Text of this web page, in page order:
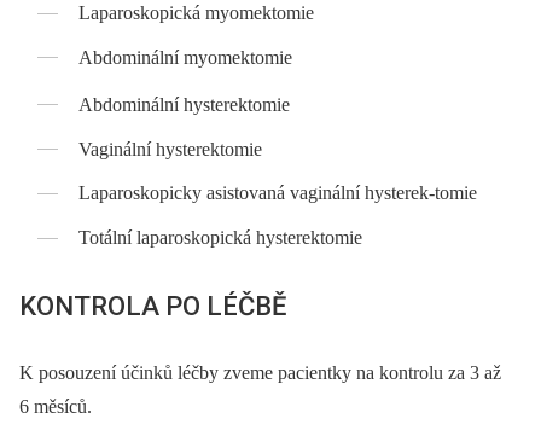
Laparoskopická myomektomie
Abdominální myomektomie
Abdominální hysterektomie
Vaginální hysterektomie
Laparoskopicky asistovaná vaginální hysterek-tomie
Totální laparoskopická hysterektomie
KONTROLA PO LÉČBĚ
K posouzení účinků léčby zveme pacientky na kontrolu za 3 až
6 měsíců.